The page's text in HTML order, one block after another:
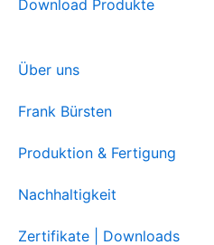
Download Produkte
Über uns
Frank Bürsten
Produktion & Fertigung
Nachhaltigkeit
Zertifikate | Downloads